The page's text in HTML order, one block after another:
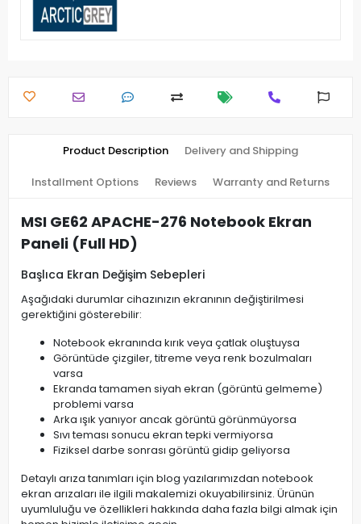
Product Description Delivery and Shipping
Installment Options Reviews Warranty and Returns
MSI GE62 APACHE-276 Notebook Ekran
Paneli (Full HD)
Başlıca Ekran Değişim Sebepleri
Aşağıdaki durumlar cihazınızın ekranının değiştirilmesi
gerektiğini gösterebilir:
Notebook ekranında kırık veya çatlak oluştuysa
Görüntüde çizgiler, titreme veya renk bozulmaları
varsa
Ekranda tamamen siyah ekran (görüntü gelmeme)
problemi varsa
Arka ışık yanıyor ancak görüntü görünmüyorsa
Sıvı teması sonucu ekran tepki vermiyorsa
Fiziksel darbe sonrası görüntü gidip geliyorsa
Detaylı arıza tanımları için blog yazılarımızdan notebook
ekran arızaları ile ilgili makalemizi okuyabilirsiniz. Ürünün
uyumluluğu ve özellikleri hakkında daha fazla bilgi almak için